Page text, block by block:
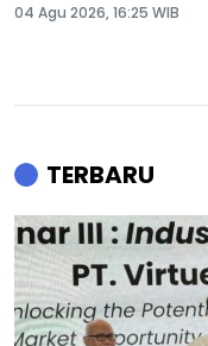
04 Agu 2026, 16:25 WIB
TERBARU